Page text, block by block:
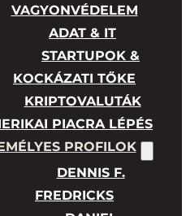
VAGYONVÉDELEM
ADAT & IT
STARTUPOK &
KOCKÁZATI TŐKE
KRIPTOVALUTÁK
PIACRA LÉPÉS
PROFILOK
DENNIS F.
FREDRICKS